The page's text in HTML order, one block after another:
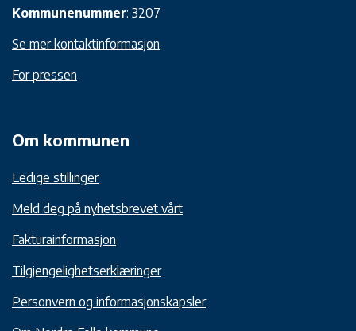
Kommunenummer: 3207
Se mer kontaktinformasjon
For pressen
Om kommunen
Ledige stillinger
Meld deg på nyhetsbrevet vårt
Fakturainformasjon
Tilgjengelighetserklæringer
Personvern og informasjonskapsler